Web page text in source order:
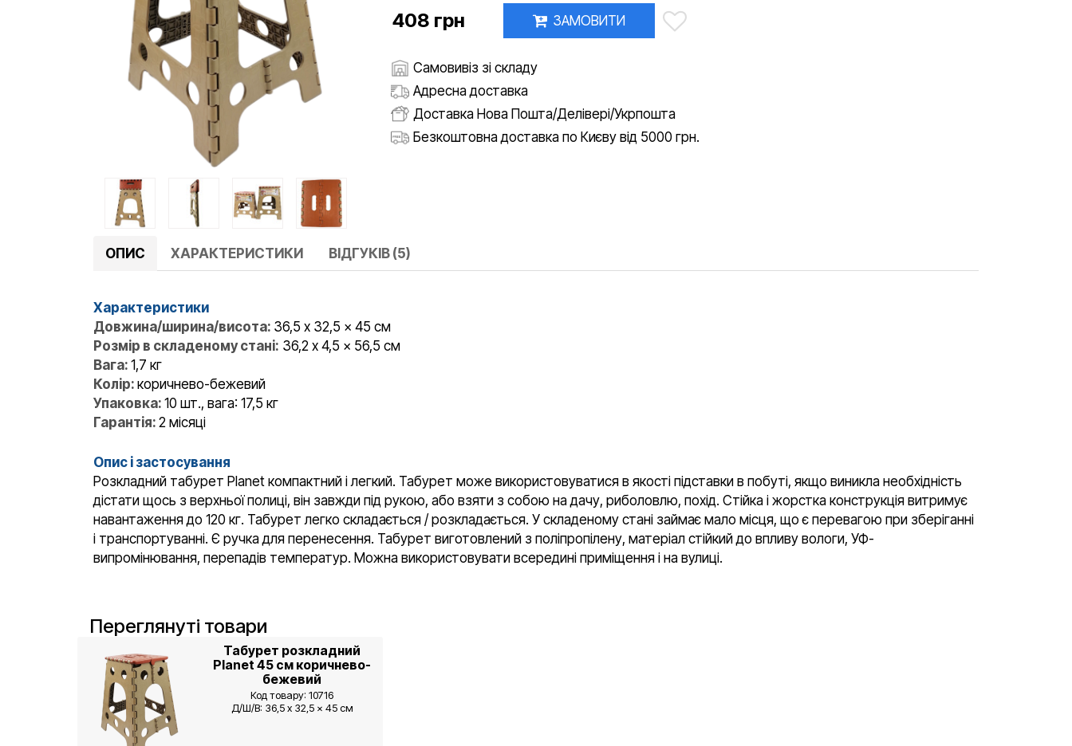
408 грн ЗАМОВИТИ
Самовивіз зі складу
Адресна доставка
Доставка Нова Пошта/Делівері/Укрпошта
Безкоштовна доставка по Києву від 5000 грн.
ОПИС ХАРАКТЕРИСТИКИ ВІДГУКІВ (5)
Характеристики
Довжина/ширина/висота: 36,5 x 32,5 x 45 см
Розмір в складеному стані: 36,2 x 4,5 x 56,5 см
Вага: 1,7 кг
Колір: коричнево-бежевий
Упаковка: 10 шт., вага: 17,5 кг
Гарантія: 2 місяці
Опис і застосування
Розкладний табурет Planet компактний і легкий. Табурет може використовуватися в якості підставки в побуті, якщо виникла необхідність
дістати щось з верхньої полиці, він завжди під рукою, або взяти з собою на дачу, риболовлю, похід. Стійка і жорстка конструкція витримує
навантаження до 120 кг. Табурет легко складається / розкладається. У складеному стані займає мало місця, що є перевагою при зберіганні
і транспортуванні. Є ручка для перенесення. Табурет виготовлений з поліпропілену, матеріал стійкий до впливу вологи, УФ-
випромінювання, перепадів температур. Можна використовувати всередині приміщення і на вулиці.
Переглянуті товари
Табурет розкладний
Planet 45 см коричнево-
бежевий
Код товару: 10716
Д/Ш/В: 36,5 x 32,5 x 45 см